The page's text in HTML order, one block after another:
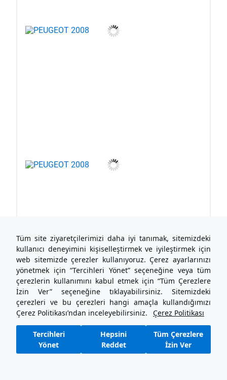
Tüm site ziyaretçilerimizi daha iyi tanımak, sitemizdeki
kullanıcı deneyimini kişiselleştirmek ve iyileştirmek için
web sitemizde çerezler kullanıyoruz. Çerez ayarlarınızı
yönetmek için “Tercihleri Yönet” seçeneğine veya tüm
çerezlerin kullanımını kabul etmek için “Tüm Çerezlere
İzin Ver” seçeneğine tıklayabilirsiniz. Sitemizdeki
çerezleri ve bu çerezleri hangi amaçla kullandığımızı
Çerez Politikası’ndan inceleyebilirsiniz.
Çerez Politikası
Tercihleri
Yönet
Hepsini
Reddet
Tüm Çerezlere
İzin Ver